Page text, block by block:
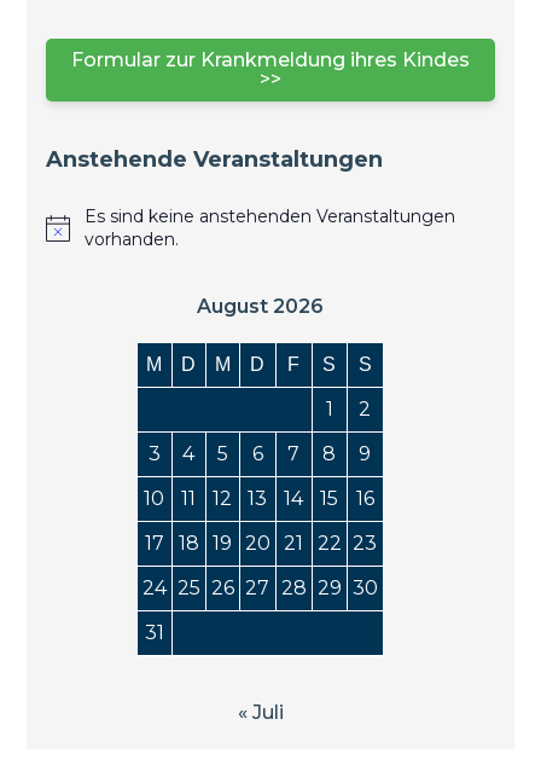
Formular zur Krankmeldung ihres Kindes
>>
Anstehende Veranstaltungen
Es sind keine anstehenden Veranstaltungen
vorhanden.
August 2026
M D M D F S S
1
2
3
4 5 6 7 8
9
10
11 12 13 14 15
16
17
18 19 20 21 22 23
24 25 26 27 28 29 30
31
« Juli